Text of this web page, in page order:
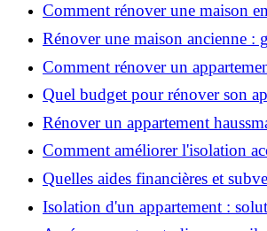
Comment rénover une maison
coûts et conseils ?
Rénover une maison ancienne :
étapes, budget et astuces
Comment rénover un
?
Quel budget pour rénover son
2026 ?
Rénover un appartement
conseils pratiques et estimation
Comment améliorer l'isolation
appartement ?
Quelles aides financières et
rénover votre appartement en
Isolation d'un appartement :
prix et conseils